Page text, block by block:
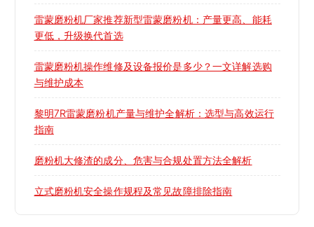
雷蒙磨粉机厂家推荐新型雷蒙磨粉机：产量更高、能耗
更低，升级换代首选
雷蒙磨粉机操作维修及设备报价是多少？一文详解选购
与维护成本
黎明7R雷蒙磨粉机产量与维护全解析：选型与高效运行
指南
磨粉机大修渣的成分、危害与合规处置方法全解析
立式磨粉机安全操作规程及常见故障排除指南